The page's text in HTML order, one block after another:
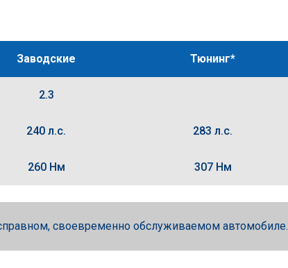
Заводские Тюнинг*
2.3
240 л.с. 283 л.с.
260 Нм 307 Нм
своевременно обслуживаемом автомобиле.